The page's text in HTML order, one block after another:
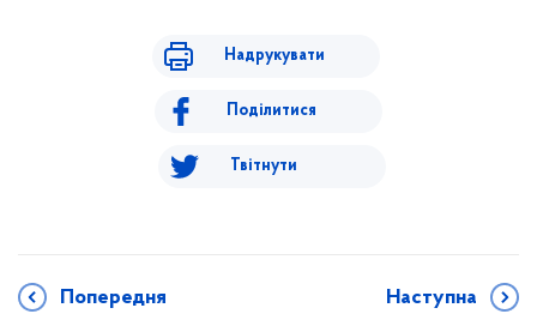
Надрукувати
Поділитися
Твітнути
Попередня Наступна